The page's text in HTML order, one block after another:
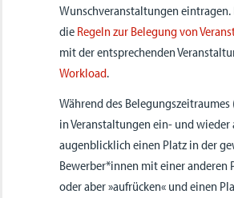
Wunschveranstaltungen
die Regeln zur Belegung von
mit der entsprechenden
Workload.
Während des
in Veranstaltungen ein- und wieder
augenblicklich einen Platz in der
Bewerber*innen mit einer anderen
oder aber »aufrücken« und einen